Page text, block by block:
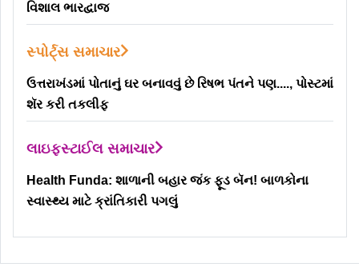
વિશાલ ભારદ્વાજ
સ્પોર્ટ્સ સમાચાર
ઉત્તરાખંડમાં પોતાનું ઘર બનાવવું છે રિષભ પંતને પણ...., પોસ્ટમાં
શૅર કરી તકલીફ
લાઇફસ્ટાઈલ સમાચાર
Health Funda: શાળાની બહાર જંક ફૂડ બૅન! બાળકોના
સ્વાસ્થ્ય માટે ક્રાંતિકારી પગલું